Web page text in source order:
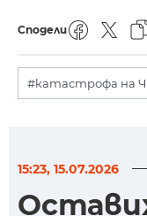
Сподели
#катастрофа на
15:23, 15.07.2026